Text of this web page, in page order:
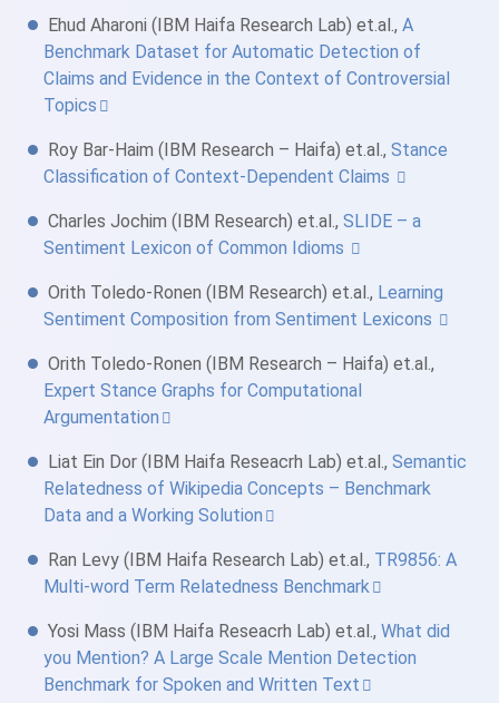
Ehud Aharoni (IBM Haifa Research Lab) et.al.,A
Benchmark Dataset for Automatic Detection of
Claims and Evidence in the Context of Controversial
Topics
Roy Bar-Haim (IBM Research – Haifa) et.al.,Stance
Classification of Context-Dependent Claims
Charles Jochim (IBM Research) et.al.,SLIDE – a
Sentiment Lexicon of Common Idioms
Orith Toledo-Ronen (IBM Research) et.al., Learning
Sentiment Composition from Sentiment Lexicons
Orith Toledo-Ronen (IBM Research – Haifa) et.al.,
Expert Stance Graphs for Computational
Argumentation
Liat Ein Dor (IBM Haifa Reseacrh Lab) et.al.,Semantic
Relatedness of Wikipedia Concepts – Benchmark
Data and a Working Solution
Ran Levy (IBM Haifa Research Lab) et.al., TR9856: A
Multi-word Term Relatedness Benchmark
Yosi Mass (IBM Haifa Reseacrh Lab) et.al.,What did
you Mention? A Large Scale Mention Detection
Benchmark for Spoken and Written Text